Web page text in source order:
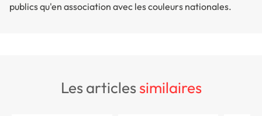
publics qu'en association avec les couleurs nationales.
les articlessimilaires